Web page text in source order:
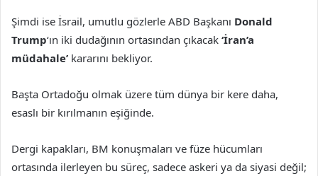
Şimdi ise İsrail, umutlu gözlerle ABD Başkanı Donald
Trump‘ın iki dudağının ortasından çıkacak ‘İran’a
müdahale’ kararını bekliyor.
Başta Ortadoğu olmak üzere tüm dünya bir kere daha,
esaslı bir kırılmanın eşiğinde.
Dergi kapakları, BM konuşmaları ve füze hücumları
ortasında ilerleyen bu süreç, sadece askeri ya da siyasi değil;